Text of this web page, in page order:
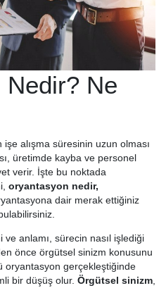
Ne
alışma süresinin uzun olması
üretimde kayba ve personel
verir. İşte bu noktada
oryantasyon nedir,
dair merak ettiğiniz
ve anlamı, sürecin nasıl işlediği
önce örgütsel sinizm konusunu
oryantasyon gerçekleştiğinde
bir düşüş olur. Örgütsel sinizm